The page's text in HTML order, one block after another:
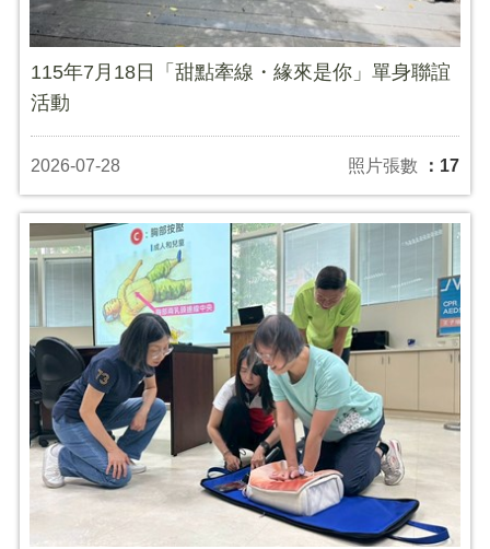
115年7月18日「甜點牽線・緣來是你」單身聯誼
活動
2026-07-28 照片張數 ：17